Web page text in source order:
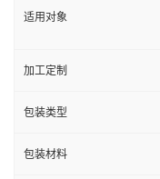
适用对象
加工定制
包装类型
包装材料